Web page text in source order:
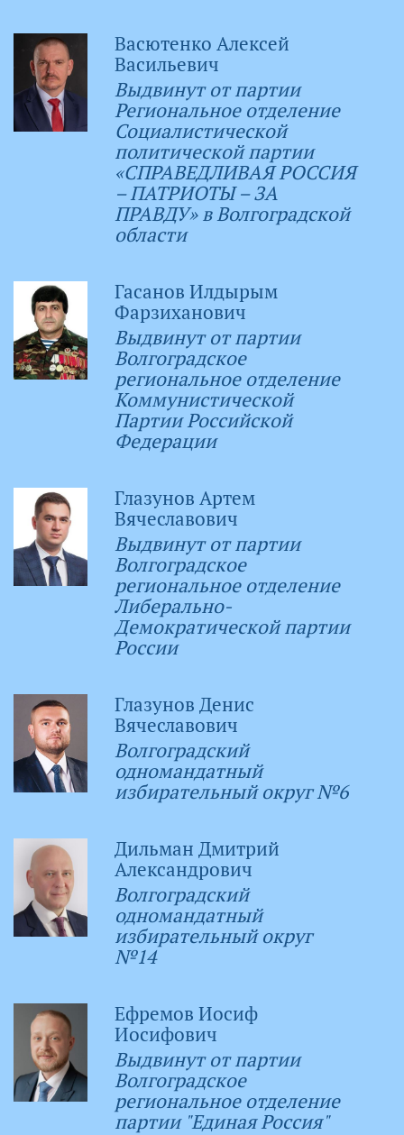
Васютенко Алексей
Васильевич
Выдвинут от партии
Региональное отделение
Социалистической
политической партии
«СПРАВЕДЛИВАЯ РОССИЯ
– ПАТРИОТЫ – ЗА
ПРАВДУ» в Волгоградской
области
Гасанов Илдырым
Фарзиханович
Выдвинут от партии
Волгоградское
региональное отделение
Коммунистической
Партии Российской
Федерации
Глазунов Артем
Вячеславович
Выдвинут от партии
Волгоградское
региональное отделение
Либерально-
Демократической партии
России
Глазунов Денис
Вячеславович
Волгоградский
одномандатный
избирательный округ №6
Дильман Дмитрий
Александрович
Волгоградский
одномандатный
избирательный округ
№14
Ефремов Иосиф
Иосифович
Выдвинут от партии
Волгоградское
региональное отделение
партии "Единая Россия"